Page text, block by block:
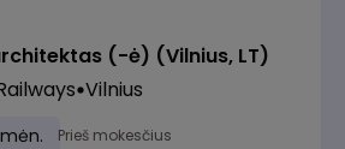
(-ė) (Vilnius, LT)
Vilnius
Prieš mokesčius